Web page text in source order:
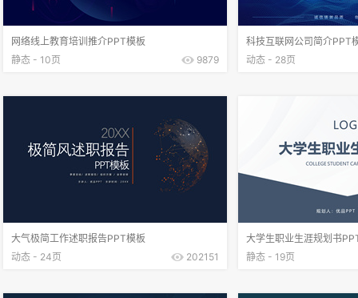
网络线上教育培训推介PPT模板
静态 - 10页
9879
科技互联网公司简介PPT
动态 - 28页
大气极简工作述职报告PPT模板
动态 - 24页
202151
大学生职业生涯规划书
静态 - 19页